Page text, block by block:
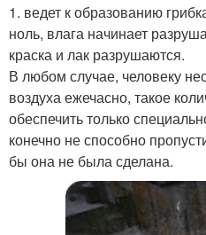
1. ведет к образованию
ноль, влага начинает
краска и лак разрушаются.
В любом случае, человеку
воздуха ежечасно, такое
обеспечить только
конечно не способно
бы она не была сделана.